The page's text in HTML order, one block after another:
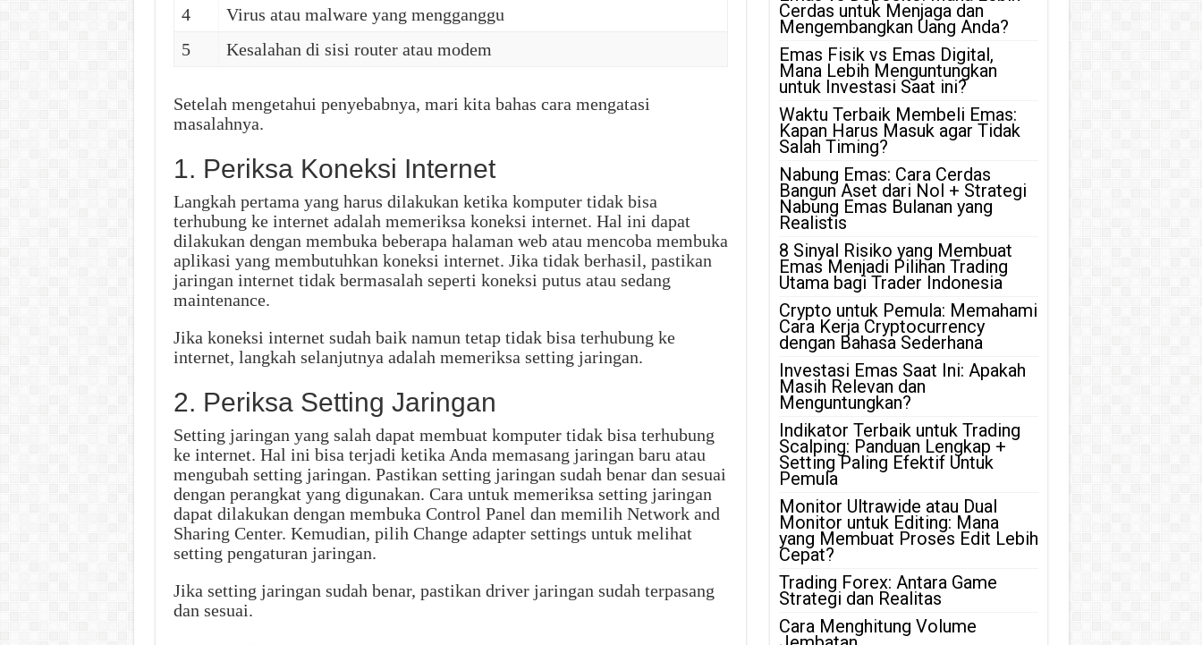
4
Virus atau malware yang mengganggu
5
Kesalahan di sisi router atau modem
Setelah mengetahui penyebabnya, mari kita bahas cara mengatasi
masalahnya.
1. Periksa Koneksi Internet
Langkah pertama yang harus dilakukan ketika komputer tidak bisa
terhubung ke internet adalah memeriksa koneksi internet. Hal ini dapat
dilakukan dengan membuka beberapa halaman web atau mencoba membuka
aplikasi yang membutuhkan koneksi internet. Jika tidak berhasil, pastikan
jaringan internet tidak bermasalah seperti koneksi putus atau sedang
maintenance.
Jika koneksi internet sudah baik namun tetap tidak bisa terhubung ke
internet, langkah selanjutnya adalah memeriksa setting jaringan.
2. Periksa Setting Jaringan
Setting jaringan yang salah dapat membuat komputer tidak bisa terhubung
ke internet. Hal ini bisa terjadi ketika Anda memasang jaringan baru atau
mengubah setting jaringan. Pastikan setting jaringan sudah benar dan sesuai
dengan perangkat yang digunakan. Cara untuk memeriksa setting jaringan
dapat dilakukan dengan membuka Control Panel dan memilih Network and
Sharing Center. Kemudian, pilih Change adapter settings untuk melihat
setting pengaturan jaringan.
Jika setting jaringan sudah benar, pastikan driver jaringan sudah terpasang
dan sesuai.
Cerdas untuk Menjaga dan
Mengembangkan Uang Anda?
Emas Fisik vs Emas Digital,
Mana Lebih Menguntungkan
untuk Investasi Saat ini?
Waktu Terbaik Membeli Emas:
Kapan Harus Masuk agar Tidak
Salah Timing?
Nabung Emas: Cara Cerdas
Bangun Aset dari Nol + Strategi
Nabung Emas Bulanan yang
Realistis
8 Sinyal Risiko yang Membuat
Emas Menjadi Pilihan Trading
Utama bagi Trader Indonesia
Crypto untuk Pemula: Memahami
Cara Kerja Cryptocurrency
dengan Bahasa Sederhana
Investasi Emas Saat Ini: Apakah
Masih Relevan dan
Menguntungkan?
Indikator Terbaik untuk Trading
Scalping: Panduan Lengkap +
Setting Paling Efektif Untuk
Pemula
Monitor Ultrawide atau Dual
Monitor untuk Editing: Mana
yang Membuat Proses Edit Lebih
Cepat?
Trading Forex: Antara Game
Strategi dan Realitas
Cara Menghitung Volume